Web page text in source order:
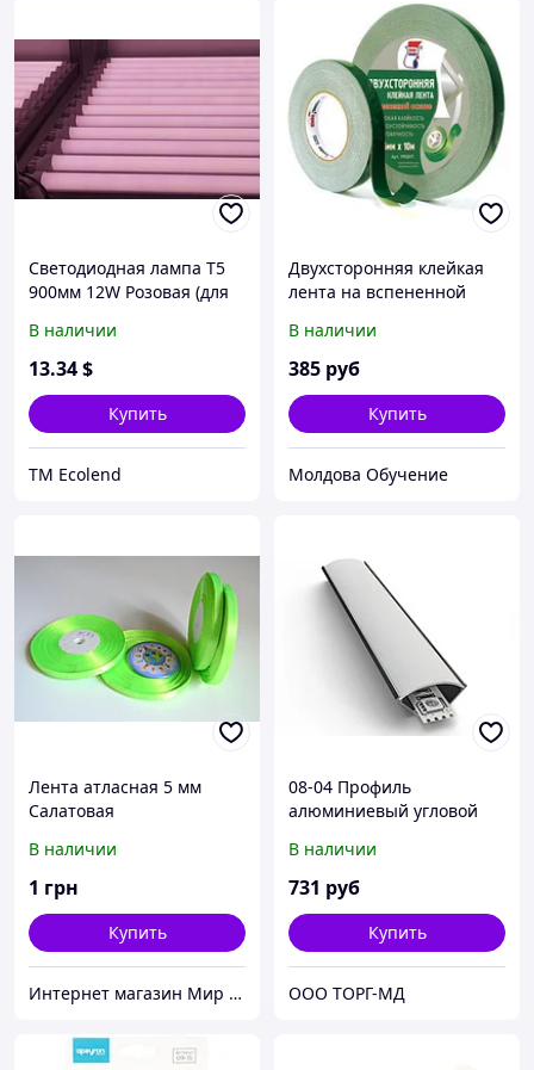
Светодиодная лампа Т5
900мм 12W Розовая (для
В наличии
13.34$
Купить
TM Ecolend
Двухсторонняя клейкая
лента на вспененной
зеркал 19мм х 25м Kleb
В наличии
385 руб
Купить
Молдова Обучение
Лента атласная 5 мм
Салатовая
В наличии
1 грн
Купить
Интернет магазин Мир стендов. Товары из Украины
08-04 Профиль
алюминиевый угловой
светодиодной ленты,
широкий рас. 2м
(СПУ1616-А)
В наличии
731 руб
Купить
ООО ТОРГ-МД